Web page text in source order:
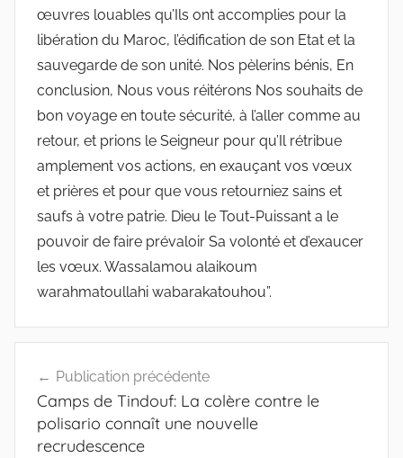
œuvres louables qu’Ils ont accomplies pour la
libération du Maroc, l’édification de son Etat et la
sauvegarde de son unité. Nos pèlerins bénis, En
conclusion, Nous vous réitérons Nos souhaits de
bon voyage en toute sécurité, à l’aller comme au
retour, et prions le Seigneur pour qu’Il rétribue
amplement vos actions, en exauçant vos vœux
et prières et pour que vous retourniez sains et
saufs à votre patrie. Dieu le Tout-Puissant a le
pouvoir de faire prévaloir Sa volonté et d’exaucer
les vœux. Wassalamou alaikoum
warahmatoullahi wabarakatouhou”.
de
l’article
Publication précédente
Camps de Tindouf: La colère contre le
polisario connaît une nouvelle
recrudescence